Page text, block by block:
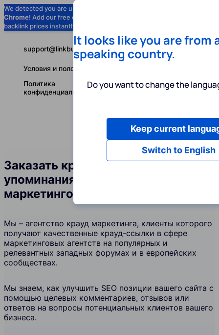
We detected you are using
Chrome! Add our free extension to check
backlink prices instantly as you browse.
Услуги
Русский
support@linkbuilder.com
Условия и положения
Политика
конфиденциальности
Заказать крауд-ссылки и
упоминания бренда в сфере
маркетинговых агентств
Мы – агентство крауд маркетинга, клиенты которого
получают качественные крауд-ссылки в сфере
маркетинговых агентств на популярных и
релевантных западных форумах и в европейских
сообществах.
Мы знаем, как улучшить SEO позиции вашего сайта с
помощью целевых комментариев, отзывов или
ответов на вопросы потенциальных клиентов вашего
бизнеса.
It looks like you are from
speaking country.
Do you want to change the
Switch to English
Keep current